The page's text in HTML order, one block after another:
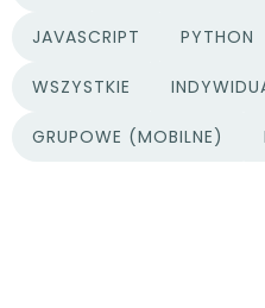
JAVASCRIPT PYTHON
WSZYSTKIE
TYPY PROJEKTÓW
GRUPOWE (MOBILNE)